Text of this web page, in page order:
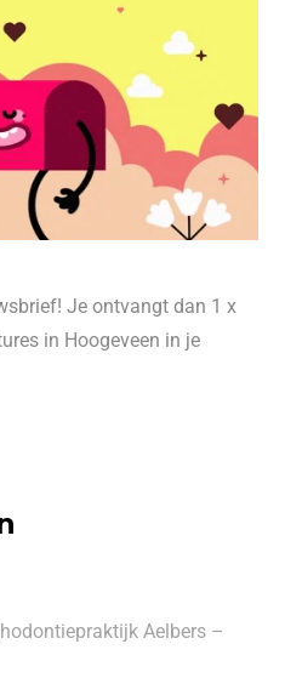
Je ontvangt dan 1 x
in Hoogeveen in je
Aelbers –